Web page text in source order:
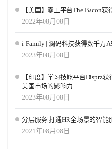
【美国】零工平台The Bacon
2022年08月08日
i-Family | 澜码科技获得数千万
2023年08月08日
【印度】学习技能平台Disprz
美国市场的影响力
2023年08月08日
分层服务|打通HR全场景的智能
2021年08月08日